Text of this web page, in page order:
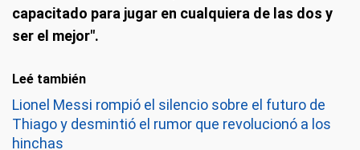
capacitado para jugar en cualquiera de las dos y
ser el mejor".
Leé también
Lionel Messi rompió el silencio sobre el futuro de
Thiago y desmintió el rumor que revolucionó a los
hinchas